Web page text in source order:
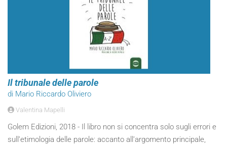
Il tribunale delle parole
di Mario Riccardo Oliviero
Valentina Mapelli
Golem Edizioni, 2018 - Il libro non si concentra solo sugli errori e
sull’etimologia delle parole: accanto all’argomento principale,